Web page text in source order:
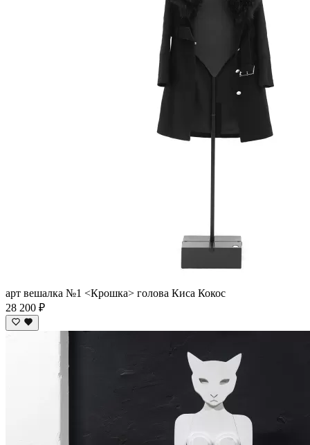
арт вешалка №1 <Крошка> голова Киса Кокос
28 200 ₽